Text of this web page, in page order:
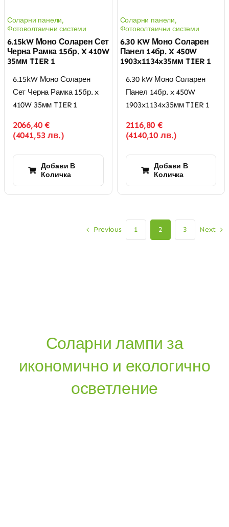
Соларни панели,
Фотоволтаични системи
6.15kW Моно Соларен Сет
Черна Рамка 15бр. X 410W
35мм TIER 1
6.15kW Моно Соларен
Сет Черна Рамка 15бр. x
410W 35мм TIER 1
2066,40€
(4041,53лв.)
Добави В
Количка
Соларни панели,
Фотоволтаични системи
6.30 KW Моно Соларен
Панел 14бр. X 450W
1903x1134x35мм TIER 1
6.30 kW Моно Соларен
Панел 14бр. x 450W
1903x1134x35мм TIER 1
2116,80€
(4140,10 лв.)
Добави В
Количка
Previous 1 2 3 Next
Соларни лампи за
икономично и екологично
осветление